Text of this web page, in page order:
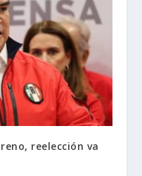
reelección va